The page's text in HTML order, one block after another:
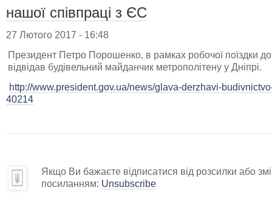
нашої співпраці з ЄС
27 Лютого 2017 - 16:48
Президент Петро Порошенко, в рамках робочої поїздки до
відвідав будівельний майданчик метрополітену у Дніпрі.
http://www.president.gov.ua/news/glava-derzhavi-
40214
Якщо Ви бажаєте відписатися від розсилки або
посиланням: Unsubscribe